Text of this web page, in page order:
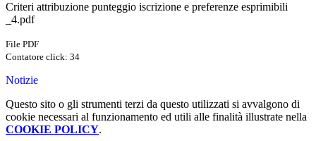
Criteri attribuzione punteggio iscrizione e preferenze esprimibili
_4.pdf
File PDF
Contatore click: 34
Notizie
Questo sito o gli strumenti terzi da questo utilizzati si avvalgono di
cookie necessari al funzionamento ed utili alle finalità illustrate nella
COOKIE POLICY.